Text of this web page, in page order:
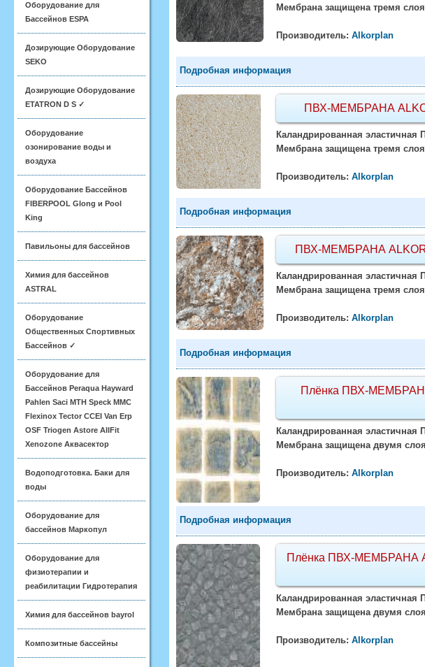
Оборудование для
Бассейнов ESPA
Дозирующие Оборудование
SEKO
Дозирующие Оборудование
ETATRON D S ✓
Оборудование
озонирование воды и
воздуха
Оборудование Бассейнов
FIBERPOOL Glong и Pool
King
Павильоны для бассейнов
Химия для бассейнов
ASTRAL
Оборудование
Общественных Спортивных
Бассейнов ✓
Оборудование для
Бассейнов Peraqua Hayward
Pahlen Saci MTH Speck MMC
Flexinox Tector CCEI Van Erp
OSF Triogen Astore AllFit
Xenozone Аквасектор
Водоподготовка. Баки для
воды
Оборудование для
бассейнов Маркопул
Оборудование для
физиотерапии и
реабилитации Гидротерапия
Химия для бассейнов bayrol
Композитные бассейны
Мембрана защищена тремя
Производитель: Alkorplan
Подробная информация
ПВХ-МЕМБРАНА
Каландрированная
Мембрана защищена тремя
Производитель: Alkorplan
Подробная информация
ПВХ-МЕМБРАНА
Каландрированная
Мембрана защищена тремя
Производитель: Alkorplan
Подробная информация
Плёнка ПВХ-МЕМБРАНА
Каландрированная
Мембрана защищена двумя
Производитель: Alkorplan
Подробная информация
Плёнка ПВХ-МЕМБРАНА
Каландрированная
Мембрана защищена двумя
Производитель: Alkorplan